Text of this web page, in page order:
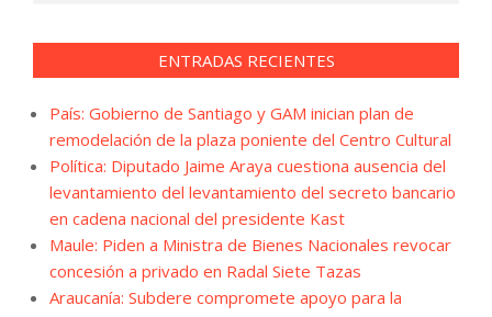
ENTRADAS RECIENTES
País: Gobierno de Santiago y GAM inician plan de
remodelación de la plaza poniente del Centro Cultural
Política: Diputado Jaime Araya cuestiona ausencia del
levantamiento del levantamiento del secreto bancario
en cadena nacional del presidente Kast
Maule: Piden a Ministra de Bienes Nacionales revocar
concesión a privado en Radal Siete Tazas
Araucanía: Subdere compromete apoyo para la